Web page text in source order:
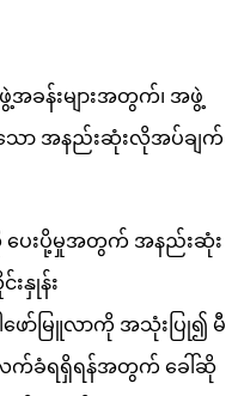
ဖအခနမအတက၊ အဖ
အနညဆလအပခက
ပပမအတက အနညဆ
ငနန
ဖ မလက အသ ပ၍ မ
ကခရရရနအတက ခ ဆ